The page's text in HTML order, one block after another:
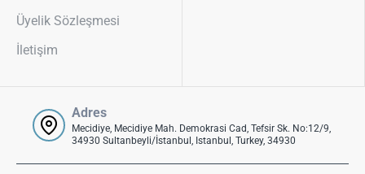
Üyelik Sözleşmesi
İletişim
Adres
Mecidiye, Mecidiye Mah. Demokrasi Cad, Tefsir Sk. No:12/9,
34930 Sultanbeyli/İstanbul, Istanbul, Turkey, 34930